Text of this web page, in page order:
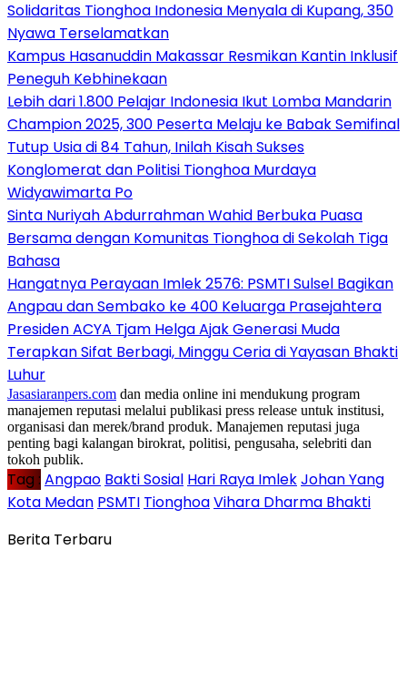
Solidaritas Tionghoa Indonesia Menyala di Kupang, 350
Nyawa Terselamatkan
Kampus Hasanuddin Makassar Resmikan Kantin Inklusif
Peneguh Kebhinekaan
Lebih dari 1.800 Pelajar Indonesia Ikut Lomba Mandarin
Champion 2025, 300 Peserta Melaju ke Babak Semifinal
Tutup Usia di 84 Tahun, Inilah Kisah Sukses
Konglomerat dan Politisi Tionghoa Murdaya
Widyawimarta Po
Sinta Nuriyah Abdurrahman Wahid Berbuka Puasa
Bersama dengan Komunitas Tionghoa di Sekolah Tiga
Bahasa
Hangatnya Perayaan Imlek 2576: PSMTI Sulsel Bagikan
Angpau dan Sembako ke 400 Keluarga Prasejahtera
Presiden ACYA Tjam Helga Ajak Generasi Muda
Terapkan Sifat Berbagi, Minggu Ceria di Yayasan Bhakti
Luhur
Jasasiaranpers.com dan media online ini mendukung program
manajemen reputasi melalui publikasi press release untuk institusi,
organisasi dan merek/brand produk. Manajemen reputasi juga
penting bagi kalangan birokrat, politisi, pengusaha, selebriti dan
tokoh publik.
Tag : Angpao Bakti Sosial Hari Raya ImlekJohan Yang
Kota Medan PSMTI TionghoaVihara Dharma Bhakti
Berita Terbaru